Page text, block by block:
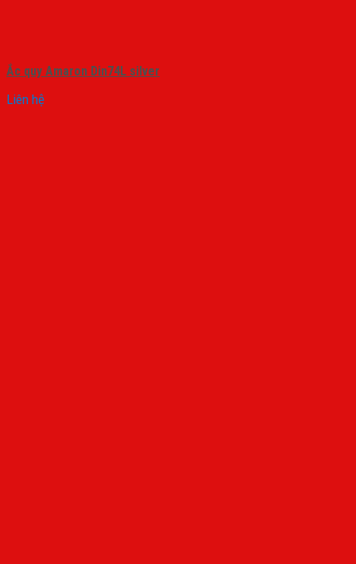
Ắc quy Amaron Din74L silver
Liên hệ